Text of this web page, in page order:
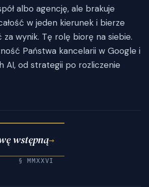
albo agencję, ale brakuje
w jeden kierunek i bierze
za wynik. Tę rolę biorę na siebie.
Państwa kancelarii w Google i
AI, od strategii po rozliczenie
wstępną→
§ MMXXVI